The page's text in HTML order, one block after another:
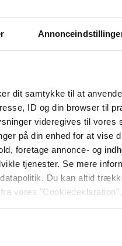
dit samtykke til at
ID og din browser til
videregives til vores
på din enhed for at vise
foretage annonce- og
tjenester. Se mere
Du kan altid
vores
sig med sin
mange års
Sponsoreret indhold